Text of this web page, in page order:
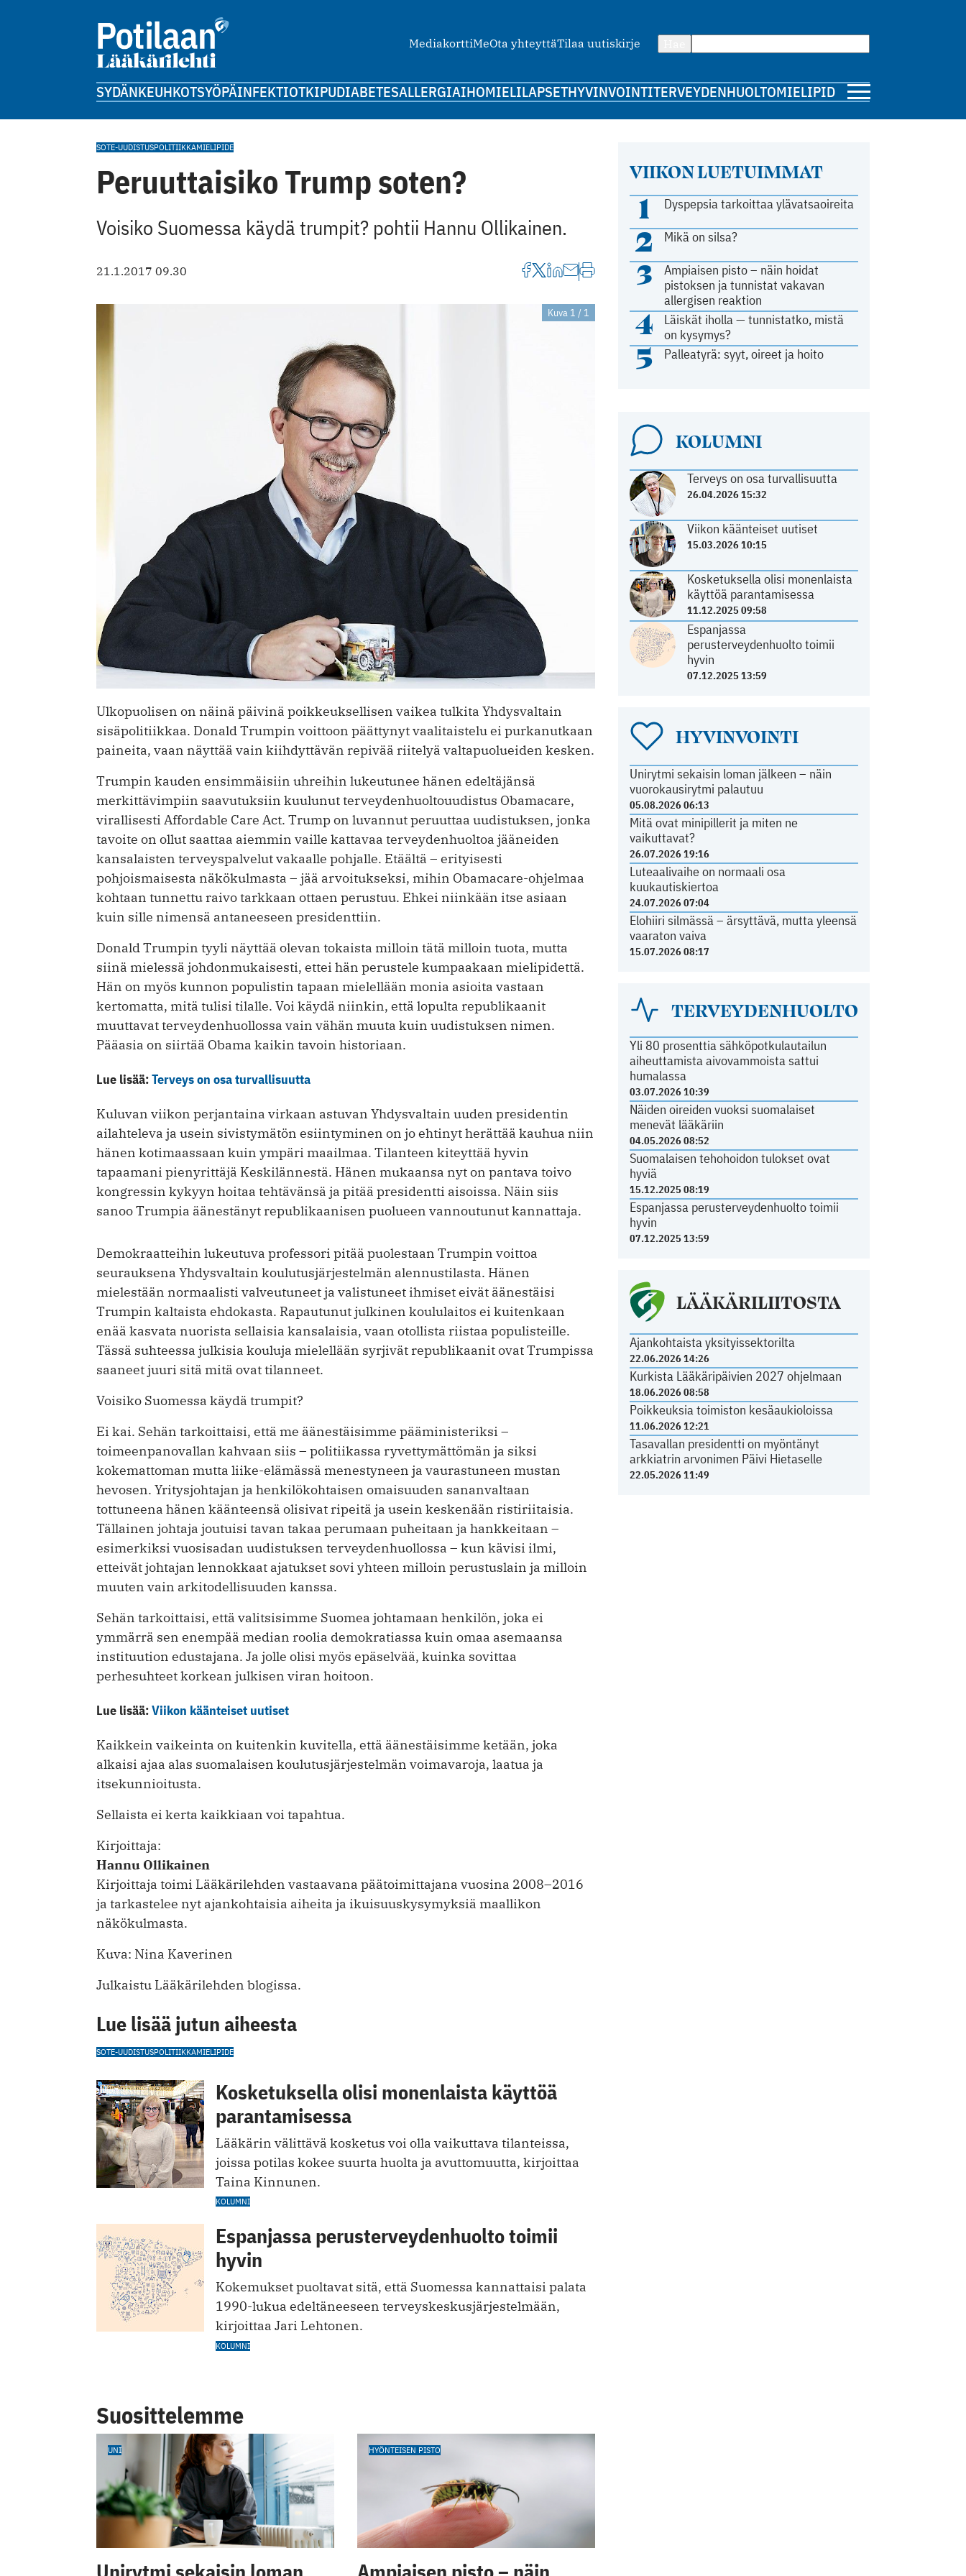
MediakorttiMeOta yhteyttäTilaa uutiskirje
SYDÄNKEUHKOTSYÖPÄINFEKTIOTKIPUDIABETESALLERGIAIHOMIELILAPSETHYVINVOINTITERVEYDENHUOLTOMIELIPIDE
VIIKON LUETUIMMAT
1 Dyspepsia tarkoittaa ylävatsaoireita
2 Mikä on silsa?
3
Ampiaisen pisto – näin hoidat
pistoksen ja tunnistat vakavan
allergisen reaktion
4
Läiskät iholla — tunnistatko, mistä
on kysymys?
5 Palleatyrä: syyt, oireet ja hoito
KOLUMNI
Terveys on osa turvallisuutta
26.04.2026 15:32
Viikon käänteiset uutiset
15.03.2026 10:15
Kosketuksella olisi monenlaista
käyttöä parantamisessa
11.12.2025 09:58
Espanjassa
perusterveydenhuolto toimii
hyvin
07.12.2025 13:59
HYVINVOINTI
Unirytmi sekaisin loman jälkeen – näin
vuorokausirytmi palautuu
05.08.2026 06:13
Mitä ovat minipillerit ja miten ne
vaikuttavat?
26.07.2026 19:16
Luteaalivaihe on normaali osa
kuukautiskiertoa
24.07.2026 07:04
Elohiiri silmässä – ärsyttävä, mutta yleensä
vaaraton vaiva
15.07.2026 08:17
TERVEYDENHUOLTO
Yli 80 prosenttia sähköpotkulautailun
aiheuttamista aivovammoista sattui
humalassa
03.07.2026 10:39
Näiden oireiden vuoksi suomalaiset
menevät lääkäriin
04.05.2026 08:52
Suomalaisen tehohoidon tulokset ovat
hyviä
15.12.2025 08:19
Espanjassa perusterveydenhuolto toimii
hyvin
07.12.2025 13:59
LÄÄKÄRILIITOSTA
Ajankohtaista yksityissektorilta
22.06.2026 14:26
Kurkista Lääkäripäivien 2027 ohjelmaan
18.06.2026 08:58
Poikkeuksia toimiston kesäaukioloissa
11.06.2026 12:21
Tasavallan presidentti on myöntänyt
arkkiatrin arvonimen Päivi Hietaselle
22.05.2026 11:49
SOTE-UUDISTUSPOLITIIKKAMIELIPIDE
Peruuttaisiko Trump soten?
Voisiko Suomessa käydä trumpit? pohtii Hannu Ollikainen.
21.1.2017 09.30
Kuva 1 / 1
Ulkopuolisen on näinä päivinä poikkeuksellisen vaikea tulkita Yhdysvaltain
sisäpolitiikkaa. Donald Trumpin voittoon päättynyt vaalitaistelu ei purkanutkaan
paineita, vaan näyttää vain kiihdyttävän repivää riitelyä valtapuolueiden kesken.
Trumpin kauden ensimmäisiin uhreihin lukeutunee hänen edeltäjänsä
merkittävimpiin saavutuksiin kuulunut terveydenhuoltouudistus Obamacare,
virallisesti Affordable Care Act. Trump on luvannut peruuttaa uudistuksen, jonka
tavoite on ollut saattaa aiemmin vaille kattavaa terveydenhuoltoa jääneiden
kansalaisten terveyspalvelut vakaalle pohjalle. Etäältä – erityisesti
pohjoismaisesta näkökulmasta – jää arvoitukseksi, mihin Obamacare-ohjelmaa
kohtaan tunnettu raivo tarkkaan ottaen perustuu. Ehkei niinkään itse asiaan
kuin sille nimensä antaneeseen presidenttiin.
Donald Trumpin tyyli näyttää olevan tokaista milloin tätä milloin tuota, mutta
siinä mielessä johdonmukaisesti, ettei hän perustele kumpaakaan mielipidettä.
Hän on myös kunnon populistin tapaan mielellään monia asioita vastaan
kertomatta, mitä tulisi tilalle. Voi käydä niinkin, että lopulta republikaanit
muuttavat terveydenhuollossa vain vähän muuta kuin uudistuksen nimen.
Pääasia on siirtää Obama kaikin tavoin historiaan.
Lue lisää:Terveys on osa turvallisuutta
Kuluvan viikon perjantaina virkaan astuvan Yhdysvaltain uuden presidentin
ailahteleva ja usein sivistymätön esiintyminen on jo ehtinyt herättää kauhua niin
hänen kotimaassaan kuin ympäri maailmaa. Tilanteen kiteyttää hyvin
tapaamani pienyrittäjä Keskilännestä. Hänen mukaansa nyt on pantava toivo
kongressin kykyyn hoitaa tehtävänsä ja pitää presidentti aisoissa. Näin siis
sanoo Trumpia äänestänyt republikaanisen puolueen vannoutunut kannattaja.
Demokraatteihin lukeutuva professori pitää puolestaan Trumpin voittoa
seurauksena Yhdysvaltain koulutusjärjestelmän alennustilasta. Hänen
mielestään normaalisti valveutuneet ja valistuneet ihmiset eivät äänestäisi
Trumpin kaltaista ehdokasta. Rapautunut julkinen koululaitos ei kuitenkaan
enää kasvata nuorista sellaisia kansalaisia, vaan otollista riistaa populisteille.
Tässä suhteessa julkisia kouluja mielellään syrjivät republikaanit ovat Trumpissa
saaneet juuri sitä mitä ovat tilanneet.
Voisiko Suomessa käydä trumpit?
Ei kai. Sehän tarkoittaisi, että me äänestäisimme pääministeriksi –
toimeenpanovallan kahvaan siis – politiikassa ryvettymättömän ja siksi
kokemattoman mutta liike-elämässä menestyneen ja vaurastuneen mustan
hevosen. Yritysjohtajan ja henkilökohtaisen omaisuuden sananvaltaan
tottuneena hänen käänteensä olisivat ripeitä ja usein keskenään ristiriitaisia.
Tällainen johtaja joutuisi tavan takaa perumaan puheitaan ja hankkeitaan –
esimerkiksi vuosisadan uudistuksen terveydenhuollossa – kun kävisi ilmi,
etteivät johtajan lennokkaat ajatukset sovi yhteen milloin perustuslain ja milloin
muuten vain arkitodellisuuden kanssa.
Sehän tarkoittaisi, että valitsisimme Suomea johtamaan henkilön, joka ei
ymmärrä sen enempää median roolia demokratiassa kuin omaa asemaansa
instituution edustajana. Ja jolle olisi myös epäselvää, kuinka sovittaa
perhesuhteet korkean julkisen viran hoitoon.
Lue lisää:Viikon käänteiset uutiset
Kaikkein vaikeinta on kuitenkin kuvitella, että äänestäisimme ketään, joka
alkaisi ajaa alas suomalaisen koulutusjärjestelmän voimavaroja, laatua ja
itsekunnioitusta.
Sellaista ei kerta kaikkiaan voi tapahtua.
Kirjoittaja:
Hannu Ollikainen
Kirjoittaja toimi Lääkärilehden vastaavana päätoimittajana vuosina 2008–2016
ja tarkastelee nyt ajankohtaisia aiheita ja ikuisuuskysymyksiä maallikon
näkökulmasta.
Kuva: Nina Kaverinen
Julkaistu Lääkärilehden blogissa.
Lue lisää jutun aiheesta
SOTE-UUDISTUSPOLITIIKKAMIELIPIDE
Kosketuksella olisi monenlaista käyttöä
parantamisessa
Lääkärin välittävä kosketus voi olla vaikuttava tilanteissa,
joissa potilas kokee suurta huolta ja avuttomuutta, kirjoittaa
Taina Kinnunen.
KOLUMNI
Espanjassa perusterveydenhuolto toimii
hyvin
Kokemukset puoltavat sitä, että Suomessa kannattaisi palata
1990-lukua edeltäneeseen terveyskeskusjärjestelmään,
kirjoittaa Jari Lehtonen.
KOLUMNI
Suosittelemme
UNI HYÖNTEISEN PISTO